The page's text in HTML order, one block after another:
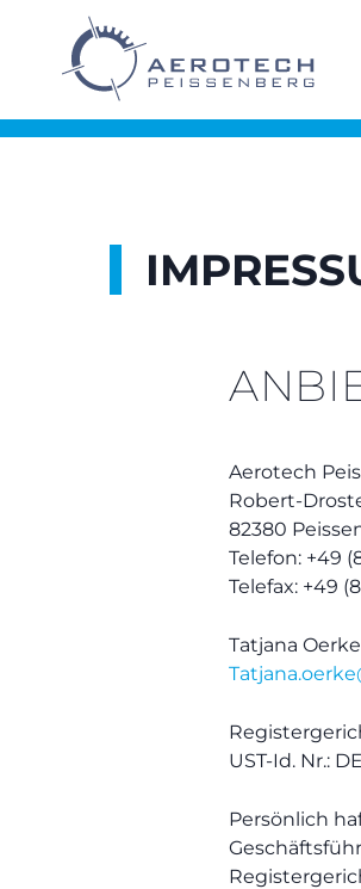
Aerotech
Robert-
82380
Telefon: +49
Telefax: +49
Tatjana Oerke
UST-Id. Nr.:
Persönlich